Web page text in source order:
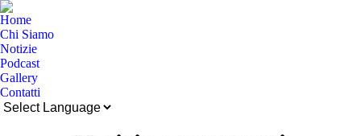
Home
Chi Siamo
Notizie
Podcast
Gallery
Contatti